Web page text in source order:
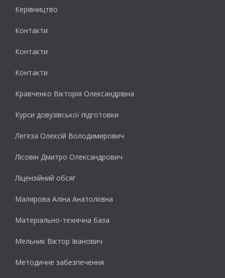
Керівництво
Контакти
Контакти
Контакти
Кравченко Вікторія Олександрівна
Курси довузівської підготовки
Легеза Олексій Володимирович
Лісовін Дмитро Олександрович
Ліцензійний обсяг
Малярова Аліна Анатоліївна
Матеріально-технічна база
Мельник Віктор Іванович
Методичне забезпечення